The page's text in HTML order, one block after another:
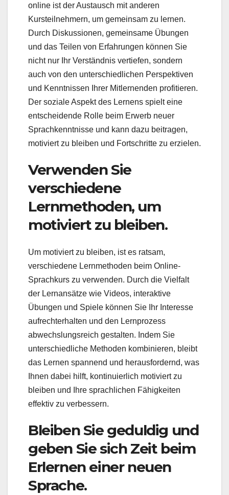
online ist der Austausch mit anderen
Kursteilnehmern, um gemeinsam zu lernen.
Durch Diskussionen, gemeinsame Übungen
und das Teilen von Erfahrungen können Sie
nicht nur Ihr Verständnis vertiefen, sondern
auch von den unterschiedlichen Perspektiven
und Kenntnissen Ihrer Mitlernenden profitieren.
Der soziale Aspekt des Lernens spielt eine
entscheidende Rolle beim Erwerb neuer
Sprachkenntnisse und kann dazu beitragen,
motiviert zu bleiben und Fortschritte zu erzielen.
Verwenden Sie
verschiedene
Lernmethoden, um
motiviert zu bleiben.
Um motiviert zu bleiben, ist es ratsam,
verschiedene Lernmethoden beim Online-
Sprachkurs zu verwenden. Durch die Vielfalt
der Lernansätze wie Videos, interaktive
Übungen und Spiele können Sie Ihr Interesse
aufrechterhalten und den Lernprozess
abwechslungsreich gestalten. Indem Sie
unterschiedliche Methoden kombinieren, bleibt
das Lernen spannend und herausfordernd, was
Ihnen dabei hilft, kontinuierlich motiviert zu
bleiben und Ihre sprachlichen Fähigkeiten
effektiv zu verbessern.
Bleiben Sie geduldig und
geben Sie sich Zeit beim
Erlernen einer neuen
Sprache.